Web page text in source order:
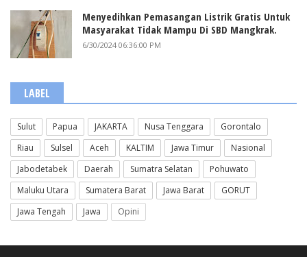
Menyedihkan Pemasangan Listrik Gratis Untuk
Masyarakat Tidak Mampu Di SBD Mangkrak.
6/30/2024 06:36:00 PM
LABEL
Sulut Papua JAKARTA Nusa Tenggara
Gorontalo
Riau
Sulsel Aceh KALTIM Jawa Timur
Nasional
Jabodetabek
Daerah Sumatra Selatan
Pohuwato
Maluku Utara
Sumatera Barat Jawa Barat
GORUT
Jawa Tengah
Jawa Opini